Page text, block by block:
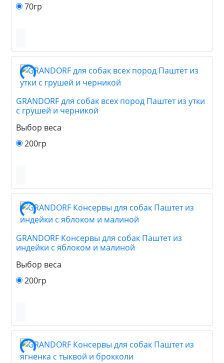
70гр
GRANDORF для собак всех пород Паштет из утки
с грушей и черникой
Выбор веса
200гр
GRANDORF Консервы для собак Паштет из
индейки с яблоком и малиной
Выбор веса
200гр